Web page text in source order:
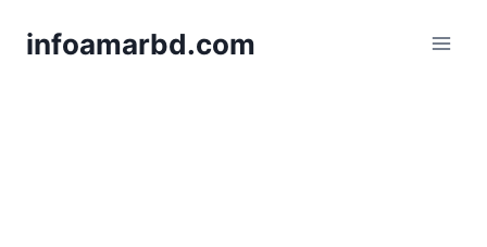
infoamarbd.com